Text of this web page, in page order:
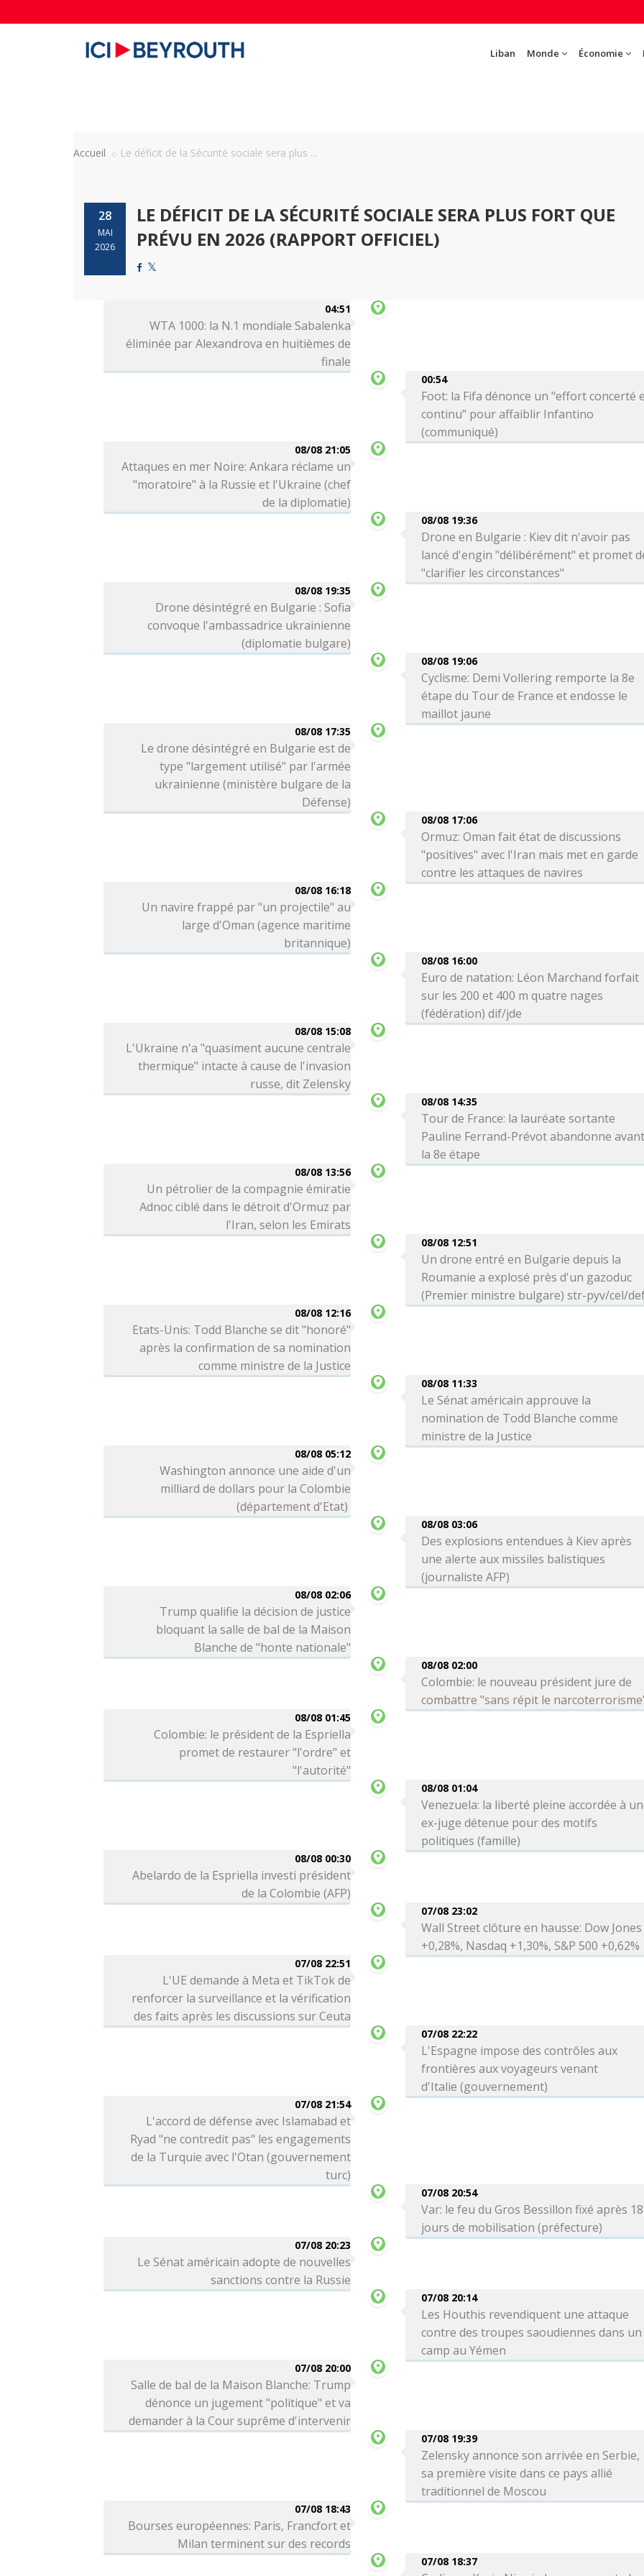
Liban Monde Économie
Accueil Le déficit de la Sécurité sociale sera plus ...
28
MAI
2026
LE DÉFICIT DE LA SÉCURITÉ SOCIALE SERA PLUS FORT QUE
PRÉVU EN 2026 (RAPPORT OFFICIEL)
04:51
WTA 1000: la N.1 mondiale Sabalenka
éliminée par Alexandrova en huitièmes de
finale
00:54
Foot: la Fifa dénonce un "effort concerté
continu" pour affaiblir Infantino
(communiqué)
08/08 21:05
Attaques en mer Noire: Ankara réclame un
"moratoire" à la Russie et l'Ukraine (chef
de la diplomatie)
08/08 19:36
Drone en Bulgarie : Kiev dit n'avoir pas
lancé d'engin "délibérément" et promet
"clarifier les circonstances"
08/08 19:35
Drone désintégré en Bulgarie : Sofia
convoque l'ambassadrice ukrainienne
(diplomatie bulgare)
08/08 19:06
Cyclisme: Demi Vollering remporte la 8e
étape du Tour de France et endosse le
maillot jaune
08/08 17:35
Le drone désintégré en Bulgarie est de
type "largement utilisé" par l'armée
ukrainienne (ministère bulgare de la
Défense)
08/08 17:06
Ormuz: Oman fait état de discussions
"positives" avec l'Iran mais met en garde
contre les attaques de navires
08/08 16:18
Un navire frappé par "un projectile" au
large d'Oman (agence maritime
britannique)
08/08 16:00
Euro de natation: Léon Marchand forfait
sur les 200 et 400 m quatre nages
(fédération) dif/jde
08/08 15:08
L'Ukraine n'a "quasiment aucune centrale
thermique" intacte à cause de l'invasion
russe, dit Zelensky
08/08 14:35
Tour de France: la lauréate sortante
Pauline Ferrand-Prévot abandonne
la 8e étape
08/08 13:56
Un pétrolier de la compagnie émiratie
Adnoc ciblé dans le détroit d'Ormuz par
l'Iran, selon les Emirats
08/08 12:51
Un drone entré en Bulgarie depuis la
Roumanie a explosé près d'un gazoduc
(Premier ministre bulgare) str-pyv/cel/
08/08 12:16
Etats-Unis: Todd Blanche se dit "honoré"
après la confirmation de sa nomination
comme ministre de la Justice
08/08 11:33
Le Sénat américain approuve la
nomination de Todd Blanche comme
ministre de la Justice
08/08 05:12
Washington annonce une aide d'un
milliard de dollars pour la Colombie
(département d'Etat)
08/08 03:06
Des explosions entendues à Kiev après
une alerte aux missiles balistiques
(journaliste AFP)
08/08 02:06
Trump qualifie la décision de justice
bloquant la salle de bal de la Maison
Blanche de "honte nationale"
08/08 02:00
Colombie: le nouveau président jure de
combattre "sans répit le
08/08 01:45
Colombie: le président de la Espriella
promet de restaurer "l'ordre" et
"l'autorité"
08/08 01:04
Venezuela: la liberté pleine accordée à
ex-juge détenue pour des motifs
politiques (famille)
08/08 00:30
Abelardo de la Espriella investi président
de la Colombie (AFP)
07/08 23:02
Wall Street clôture en hausse: Dow Jones
+0,28%, Nasdaq +1,30%, S&P 500 +0,62%
07/08 22:51
L'UE demande à Meta et TikTok de
renforcer la surveillance et la vérification
des faits après les discussions sur Ceuta
07/08 22:22
L'Espagne impose des contrôles aux
frontières aux voyageurs venant
d'Italie (gouvernement)
07/08 21:54
L'accord de défense avec Islamabad et
Ryad "ne contredit pas" les engagements
de la Turquie avec l'Otan (gouvernement
turc)
07/08 20:54
Var: le feu du Gros Bessillon fixé après 18
jours de mobilisation (préfecture)
07/08 20:23
Le Sénat américain adopte de nouvelles
sanctions contre la Russie
07/08 20:14
Les Houthis revendiquent une attaque
contre des troupes saoudiennes dans un
camp au Yémen
07/08 20:00
Salle de bal de la Maison Blanche: Trump
dénonce un jugement "politique" et va
demander à la Cour suprême d'intervenir
07/08 19:39
Zelensky annonce son arrivée en Serbie,
sa première visite dans ce pays allié
traditionnel de Moscou
07/08 18:43
Bourses européennes: Paris, Francfort et
Milan terminent sur des records
07/08 18:37